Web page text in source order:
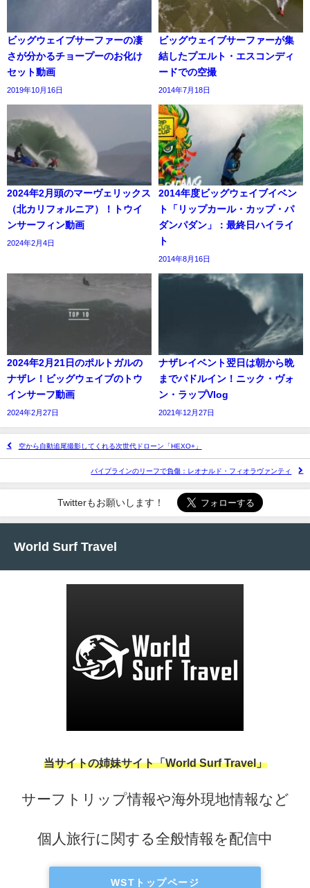
ビッグウェイブサーファーの凄
さが分かるチョープーのお化け
セット動画
2019年10月16日
ビッグウェイブサーファーが集
結したプエルト・エスコンディ
ードでの空撮
2014年7月18日
2024年2月頭のマーヴェリックス
（北カリフォルニア）！トウイ
ンサーフィン動画
2024年2月4日
2014年度ビッグウェイブイベン
ト「リップカール・カップ・パ
ダンパダン」：最終日ハイライ
ト
2014年8月16日
2024年2月21日のポルトガルの
ナザレ！ビッグウェイブのトウ
インサーフ動画
2024年2月27日
ナザレイベント翌日は朝から晩
までパドルイン！ニック・ヴォ
ン・ラップVlog
2021年12月27日
空から自動追尾撮影してくれる次世代ドローン「HEXO+」
パイプラインのリーフで負傷：レオナルド・フィオラヴァンティ
Twitterもお願いします！
World Surf Travel
当サイトの姉妹サイト「World Surf Travel」
サーフトリップ情報や海外現地情報など
個人旅行に関する全般情報を配信中
WSTトップページ